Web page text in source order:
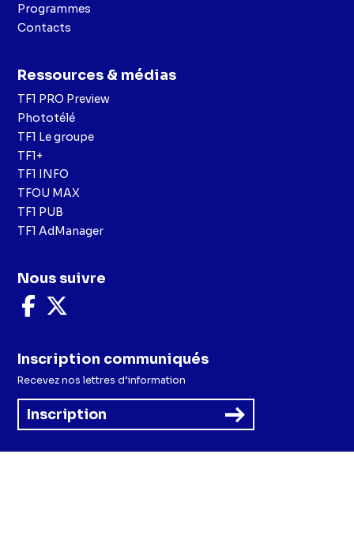
Programmes
Contacts
Ressources & médias
TF1 PRO Preview
Phototélé
TF1 Le groupe
TF1+
TF1 INFO
TFOU MAX
TF1 PUB
TF1 AdManager
Nous suivre
Nous
suivre
Facebook
X
Inscription communiqués
Recevez nos lettres d’information
Inscription